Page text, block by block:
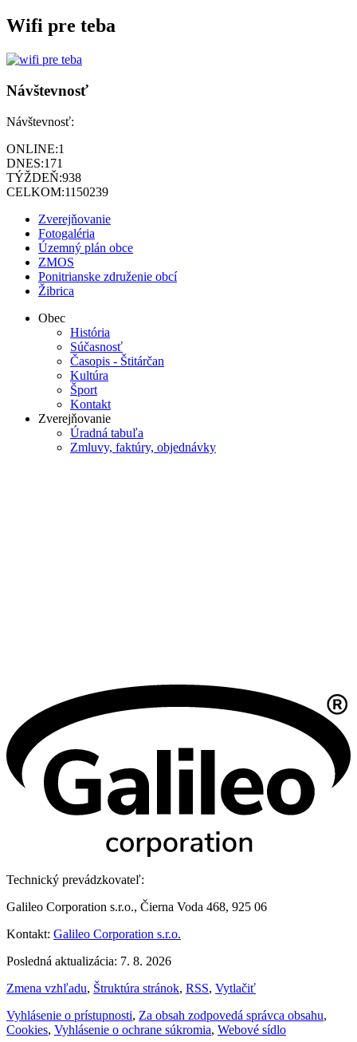
Wifi pre teba
Návštevnosť
Návštevnosť:
ONLINE:1
DNES:171
TÝŽDEŇ:938
CELKOM:1150239
Zverejňovanie
Fotogaléria
Územný plán obce
ZMOS
Ponitrianske združenie obcí
Žibrica
Obec
História
Súčasnosť
Časopis - Štitárčan
Kultúra
Šport
Kontakt
Zverejňovanie
Úradná tabuľa
Zmluvy, faktúry, objednávky
Technický prevádzkovateľ:
Galileo Corporation s.r.o., Čierna Voda 468, 925 06
Kontakt: Galileo Corporation s.r.o.
Posledná aktualizácia: 7. 8. 2026
Zmena vzhľadu, Štruktúra stránok, RSS, Vytlačiť
Vyhlásenie o prístupnosti, Za obsah zodpovedá správca obsahu,
Cookies, Vyhlásenie o ochrane súkromia, Webové sídlo